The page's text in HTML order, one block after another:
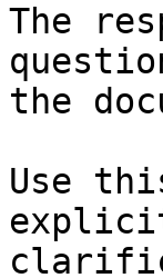
The
the
Use